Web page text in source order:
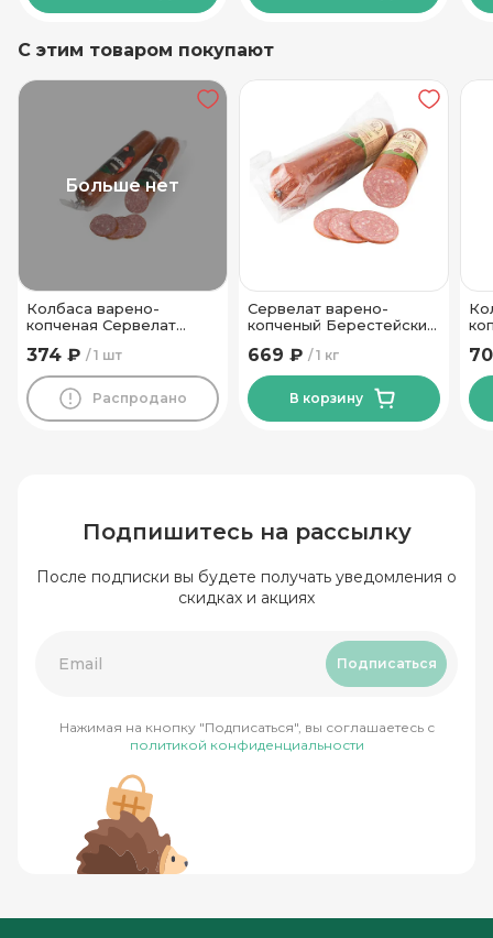
С этим товаром покупают
Больше нет
Колбаса варено-
копченая Сервелат
сорт Пинский МК 400 гр
1 шт
374 ₽
Распродано
Сервелат варено-
копченый Берестейский
1 кг
669 ₽
В корзину
Подпишитесь на рассылку
После подписки вы будете получать уведомления о
скидках и акциях
Подписаться
Нажимая на кнопку "Подписаться", вы соглашаетесь с
политикой конфиденциальности